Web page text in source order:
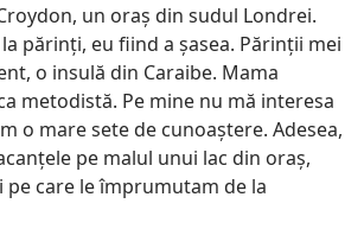
un oraş din sudul Londrei.
părinţi, eu fiind a şasea. Părinţii mei
o insulă din Caraibe. Mama
metodistă. Pe mine nu mă interesa
o mare sete de cunoaştere. Adesea,
pe malul unui lac din oraş,
care le împrumutam de la